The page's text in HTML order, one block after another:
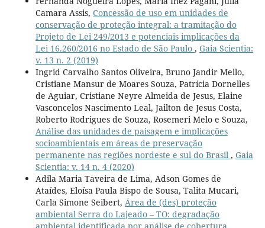
Camara Assis, Concessão de uso em unidades de
conservação de proteção integral: a tramitação do
Projeto de Lei 249/2013 e potenciais implicações da
Lei 16.260/2016 no Estado de São Paulo , Gaia Scientia:
v. 13 n. 2 (2019)
Ingrid Carvalho Santos Oliveira, Bruno Jandir Mello,
Cristiane Mansur de Moares Souza, Patrícia Dornelles
de Aguiar, Cristiane Neyre Almeida de Jesus, Elaine
Vasconcelos Nascimento Leal, Jailton de Jesus Costa,
Roberto Rodrigues de Souza, Rosemeri Melo e Souza,
Análise das unidades de paisagem e implicações
socioambientais em áreas de preservação
permanente nas regiões nordeste e sul do Brasil , Gaia
Scientia: v. 14 n. 4 (2020)
Adila Maria Taveira de Lima, Adson Gomes de
Ataídes, Eloísa Paula Bispo de Sousa, Talita Mucari,
Carla Simone Seibert, Área de (des) proteção
ambiental Serra do Lajeado – TO: degradação